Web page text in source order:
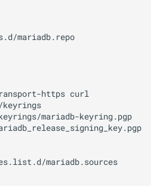
mariadb.repo
https curl
mariadb-keyring.pgp
mariadb.sources